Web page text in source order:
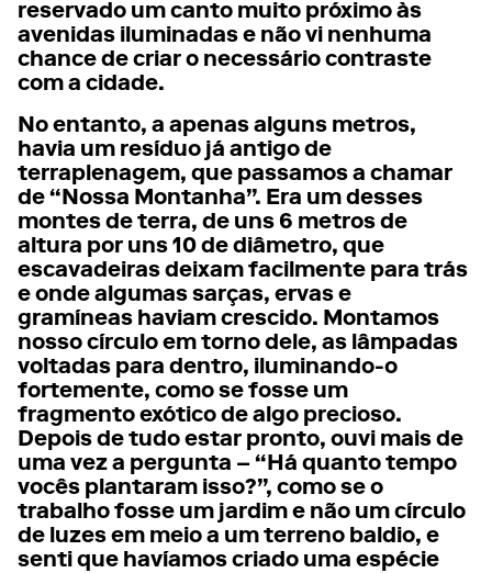
reservado um canto muito próximo às
avenidas iluminadas e não vi nenhuma
chance de criar o necessário contraste
com a cidade.
No entanto, a apenas alguns metros,
havia um resíduo já antigo de
terraplenagem, que passamos a chamar
de “Nossa Montanha”. Era um desses
montes de terra, de uns 6 metros de
altura por uns 10 de diâmetro, que
escavadeiras deixam facilmente para trás
e onde algumas sarças, ervas e
gramíneas haviam crescido. Montamos
nosso círculo em torno dele, as lâmpadas
voltadas para dentro, iluminando-o
fortemente, como se fosse um
fragmento exótico de algo precioso.
Depois de tudo estar pronto, ouvi mais de
uma vez a pergunta – “Há quanto tempo
vocês plantaram isso?”, como se o
trabalho fosse um jardim e não um círculo
de luzes em meio a um terreno baldio, e
senti que havíamos criado uma espécie